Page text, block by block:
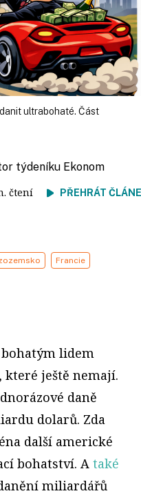
ultrabohaté. Část
týdeníku Ekonom
čtení PŘEHRÁT
Francie
lidem
které ještě nemají.
daně
dolarů. Zda
další americké
bohatství. A také
miliardářů